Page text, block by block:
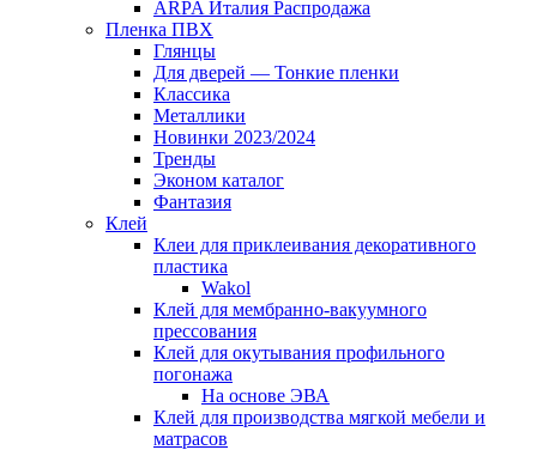
ARPA Италия Распродажа
Пленка ПВХ
Глянцы
Для дверей — Тонкие пленки
Классика
Металлики
Новинки 2023/2024
Тренды
Эконом каталог
Фантазия
Клей
Клеи для приклеивания декоративного
пластика
Wakol
Клей для мембранно-вакуумного
прессования
Клей для окутывания профильного
погонажа
На основе ЭВА
Клей для производства мягкой мебели и
матрасов